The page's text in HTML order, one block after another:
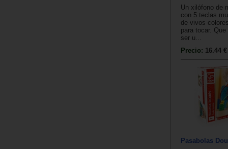
Un xilófono de
con 5 teclas
de vivos
para tocar.
ser u...
Precio: 16.44 €
Pasabolas